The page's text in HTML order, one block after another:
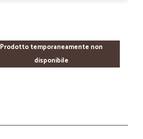
Prodotto temporaneamente non
disponibile